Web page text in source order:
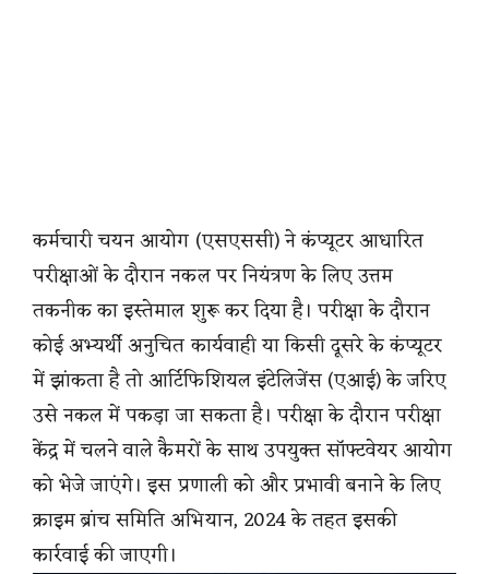
कर्मचारी चयन आयोग (एसएससी) ने कंप्यूटर आधारित
परीक्षाओं के दौरान नकल पर नियंत्रण के लिए उत्तम
तकनीक का इस्तेमाल शुरू कर दिया है। परीक्षा के दौरान
कोई अभ्यर्थी अनुचित कार्यवाही या किसी दूसरे के कंप्यूटर
में झांकता है तो आर्टिफिशियल इंटेलिजेंस (एआई) के जरिए
उसे नकल में पकड़ा जा सकता है। परीक्षा के दौरान परीक्षा
केंद्र में चलने वाले कैमरों के साथ उपयुक्त सॉफ्टवेयर आयोग
को भेजे जाएंगे। इस प्रणाली को और प्रभावी बनाने के लिए
क्राइम ब्रांच समिति अभियान, 2024 के तहत इसकी
कार्रवाई की जाएगी।